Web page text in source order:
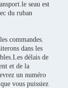
seau est
du ruban
commandes.
dans les
délais de
et de la
un numéro
vous puissiez